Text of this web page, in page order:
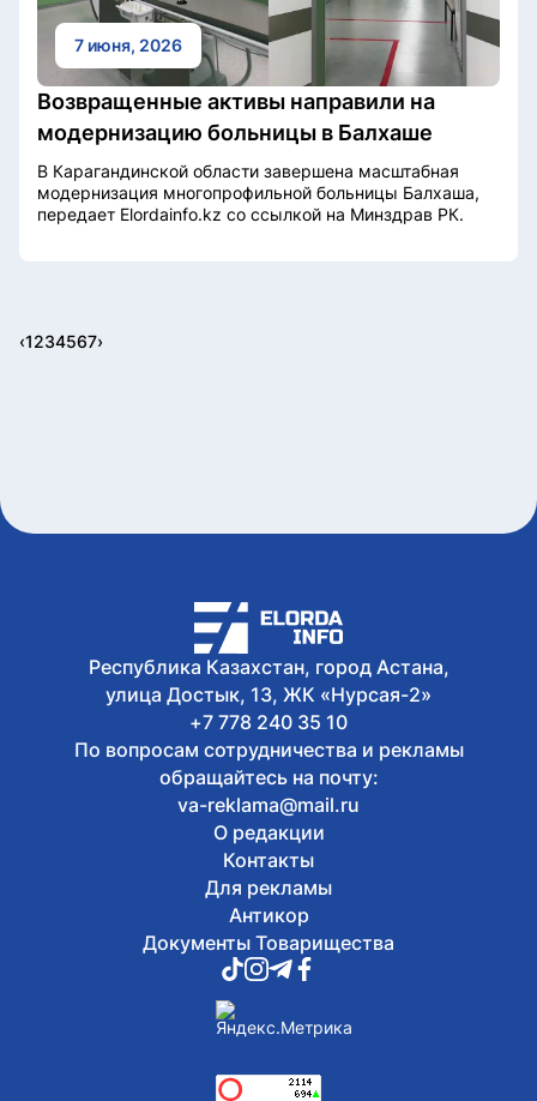
7 июня, 2026
Возвращенные активы направили на
модернизацию больницы в Балхаше
В Карагандинской области завершена масштабная
модернизация многопрофильной больницы Балхаша,
передает Elordainfo.kz со ссылкой на Минздрав РК.
‹1234567›
Республика Казахстан, город Астана,
улица Достык, 13, ЖК «Нурсая-2»
+7 778 240 35 10
По вопросам сотрудничества и рекламы
обращайтесь на почту:
va-reklama@mail.ru
О редакции
Контакты
Для рекламы
Антикор
Документы Товарищества